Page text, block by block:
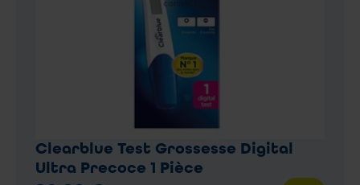
Clearblue Test Grossesse Digital
Ultra Precoce 1 Pièce